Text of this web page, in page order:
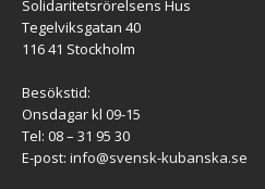
Solidaritetsrörelsens Hus
Tegelviksgatan 40
116 41 Stockholm
Besökstid:
Onsdagar kl 09-15
Tel: 08 – 31 95 30
E-post: info@svensk-kubanska.se